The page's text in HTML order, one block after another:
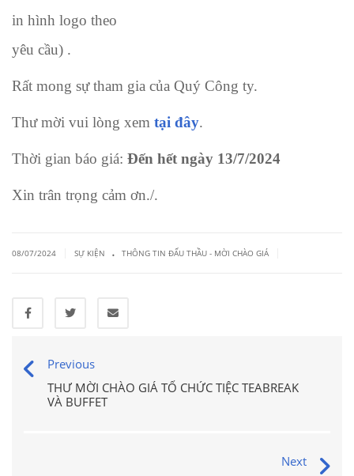
in hình logo theo
yêu cầu) .
Rất mong sự tham gia của Quý Công ty.
Thư mời vui lòng xem tại đây.
Thời gian báo giá: Đến hết ngày 13/7/2024
Xin trân trọng cảm ơn./.
08/07/2024 SỰ KIỆN . THÔNG TIN ĐẤU THẦU - MỜI CHÀO GIÁ
Previous
THƯ MỜI CHÀO GIÁ TỔ CHỨC TIỆC TEABREAK
VÀ BUFFET
Next